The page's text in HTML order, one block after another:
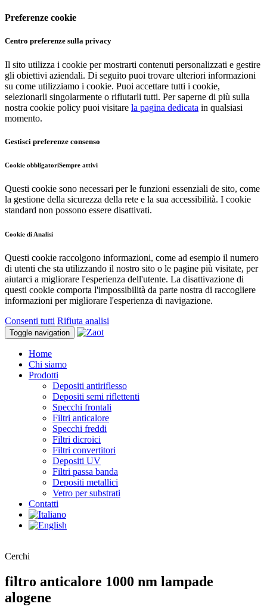
Preferenze cookie
Centro preferenze sulla privacy
Il sito utilizza i cookie per mostrarti contenuti personalizzati e gestire
gli obiettivi aziendali. Di seguito puoi trovare ulteriori informazioni
su come utilizziamo i cookie. Puoi accettare tutti i cookie,
selezionarli singolarmente o rifiutarli tutti. Per saperne di più sulla
nostra cookie policy puoi visitare la pagina dedicata in qualsiasi
momento.
Gestisci preferenze consenso
Cookie obbligatoriSempre attivi
Questi cookie sono necessari per le funzioni essenziali de sito, come
la gestione della sicurezza della rete e la sua accessibilità. I cookie
standard non possono essere disattivati.
Cookie di Analisi
Questi cookie raccolgono informazioni, come ad esempio il numero
di utenti che sta utilizzando il nostro sito o le pagine più visitate, per
aiutarci a migliorare l'esperienza dell'utente. La disattivazione di
questi cookie comporta l'impossibilità da parte nostra di raccogliere
informazioni per migliorare l'esperienza di navigazione.
Consenti tutti Rifiuta analisi
Toggle navigation
Home
Chi siamo
Prodotti
Depositi antiriflesso
Depositi semi riflettenti
Specchi frontali
Filtri anticalore
Specchi freddi
Filtri dicroici
Filtri convertitori
Depositi UV
Filtri passa banda
Depositi metallici
Vetro per substrati
Contatti
Cerchi
filtro anticalore 1000 nm lampade
alogene